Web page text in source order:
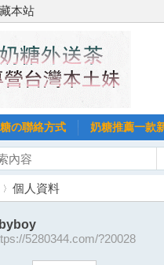
本站
の聯絡方式 奶糖推薦一款
個人資料
5280344.com/?20028